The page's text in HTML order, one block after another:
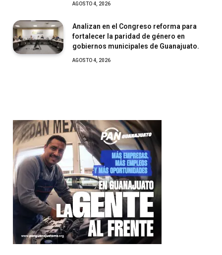
AGOSTO 4, 2026
Analizan en el Congreso reforma para
fortalecer la paridad de género en
gobiernos municipales de Guanajuato.
AGOSTO 4, 2026